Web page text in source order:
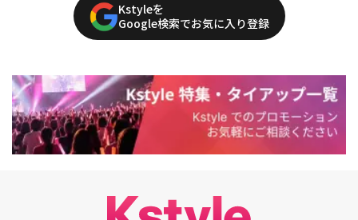
Kstyleを
Google検索でお気に入り登録